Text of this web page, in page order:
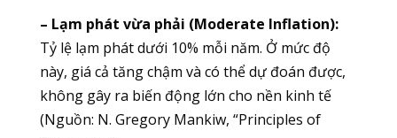
– Lạm phát vừa phải (Moderate Inflation):
Tỷ lệ lạm phát dưới 10% mỗi năm. Ở mức độ
này, giá cả tăng chậm và có thể dự đoán được,
không gây ra biến động lớn cho nền kinh tế
(Nguồn: N. Gregory Mankiw, “Principles of